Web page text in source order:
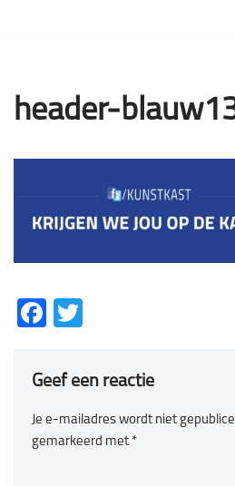
de
inhoud
header-
Facebook
Geef een reactie
Je e-mailadres wordt niet
gemarkeerd met *